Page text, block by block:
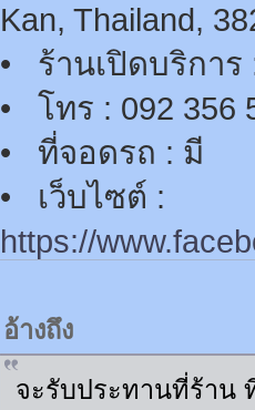
Kan, Thailand,
• ร้านเปิดบริการ
• โทร : 092 356
• ที่จอดรถ : มี
• เว็บไซต์ :
https://
อ้างถึง
จะรับประทานที่ร้าน